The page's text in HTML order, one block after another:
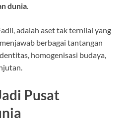
dunia.
adalah aset tak ternilai yang
berbagai tantangan
homogenisasi budaya,
Pusat